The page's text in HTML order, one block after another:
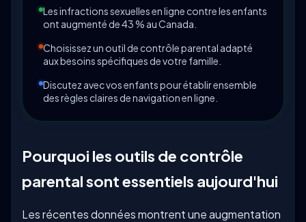
Les infractions sexuelles en ligne contre les enfants
ont augmenté de 43 % au Canada.
Choisissez un outil de contrôle parental adapté
aux besoins spécifiques de votre famille.
Discutez avec vos enfants pour établir ensemble
des règles claires de navigation en ligne.
Pourquoi les outils de contrôle
parental sont essentiels aujourd'hui
Les récentes données montrent une augmentation